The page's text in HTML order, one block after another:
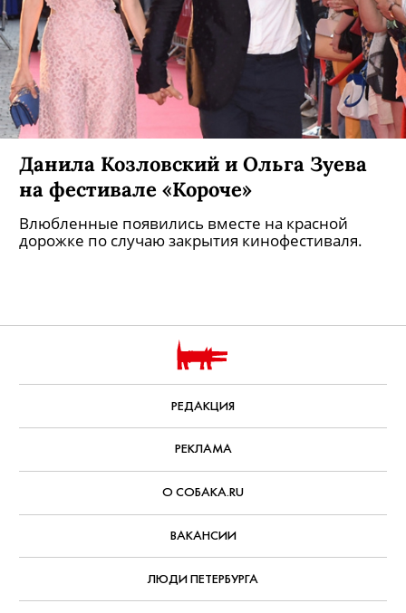
Данила Козловский и Ольга Зуева
на фестивале «Короче»
Влюбленные появились вместе на красной
дорожке по случаю закрытия кинофестиваля.
РЕДАКЦИЯ
РЕКЛАМА
О СОБАКА.RU
ВАКАНСИИ
ЛЮДИ ПЕТЕРБУРГА